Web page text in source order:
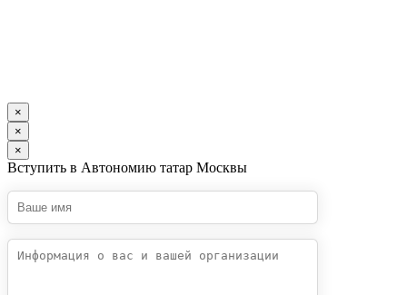
×
×
×
Вступить в Автономию татар Москвы